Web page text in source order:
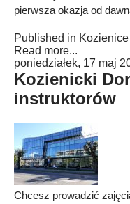
pierwsza okazja od
Published in Kozienice
Read more...
poniedziałek, 17 maj
Kozienicki
instruktorów
Chcesz prowadzić